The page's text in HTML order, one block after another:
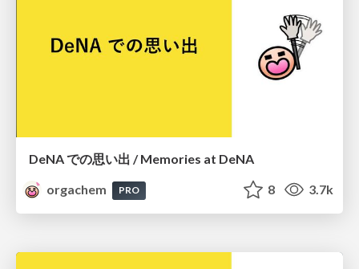
DeNA での思い出 / Memories at DeNA
orgachem
PRO 8 3.7k